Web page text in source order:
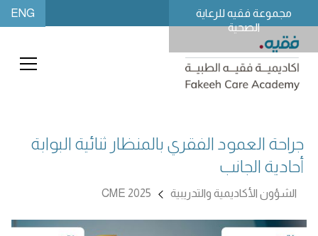
مجموعة فقيه للرعاية
الصحية
ENG
جراحة العمود الفقري بالمنظار ثنائية البوابة
أحادية الجانب
الشؤون الأكاديمية والتدريبية CME 2025